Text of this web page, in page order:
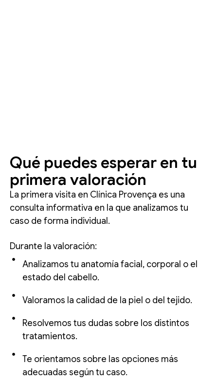
Qué puedes esperar en tu
primera valoración
La primera visita en Clínica Provença es una
consulta informativa en la que analizamos tu
caso de forma individual.
Durante la valoración:
Analizamos tu anatomía facial, corporal o el
estado del cabello.
Valoramos la calidad de la piel o del tejido.
Resolvemos tus dudas sobre los distintos
tratamientos.
Te orientamos sobre las opciones más
adecuadas según tu caso.